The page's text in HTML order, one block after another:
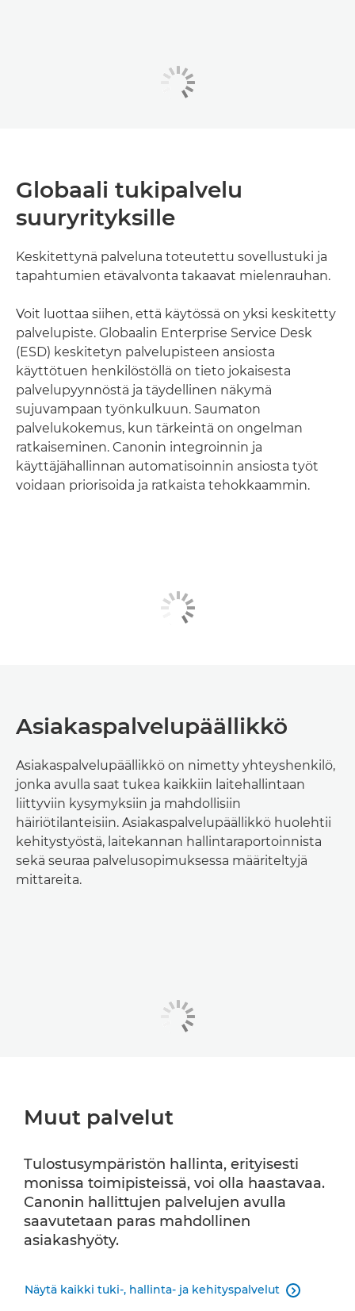
Globaali tukipalvelu
suuryrityksille
Keskitettynä palveluna toteutettu sovellustuki ja
tapahtumien etävalvonta takaavat mielenrauhan.
Voit luottaa siihen, että käytössä on yksi keskitetty
palvelupiste. Globaalin Enterprise Service Desk
(ESD) keskitetyn palvelupisteen ansiosta
käyttötuen henkilöstöllä on tieto jokaisesta
palvelupyynnöstä ja täydellinen näkymä
sujuvampaan työnkulkuun. Saumaton
palvelukokemus, kun tärkeintä on ongelman
ratkaiseminen. Canonin integroinnin ja
käyttäjähallinnan automatisoinnin ansiosta työt
voidaan priorisoida ja ratkaista tehokkaammin.
Asiakaspalvelupäällikkö
Asiakaspalvelupäällikkö on nimetty yhteyshenkilö,
jonka avulla saat tukea kaikkiin laitehallintaan
liittyviin kysymyksiin ja mahdollisiin
häiriötilanteisiin. Asiakaspalvelupäällikkö huolehtii
kehitystyöstä, laitekannan hallintaraportoinnista
sekä seuraa palvelusopimuksessa määriteltyjä
mittareita.
Muut palvelut
Tulostusympäristön hallinta, erityisesti
monissa toimipisteissä, voi olla haastavaa.
Canonin hallittujen palvelujen avulla
saavutetaan paras mahdollinen
asiakashyöty.
Näytä kaikki tuki-, hallinta- ja kehityspalvelut 